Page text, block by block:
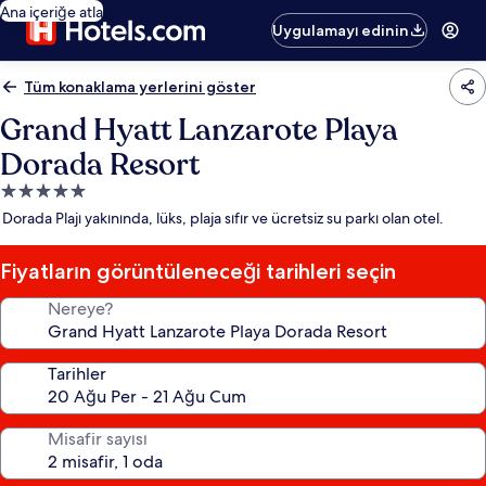
Ana içeriğe atla
Uygulamayı edinin
Tüm konaklama yerlerini göster
Grand Hyatt Lanzarote Playa
Dorada Resort
5.0
yıldızlı
yeri
Dorada Plajı yakınında, lüks, plaja sıfır ve ücretsiz su parkı olan otel.
Fiyatların görüntüleneceği tarihleri seçin
Nereye?
Tarihler
Misafir sayısı